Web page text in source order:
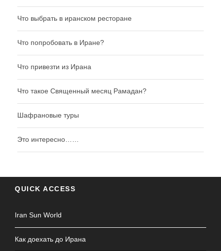
Что выбрать в иранском ресторане
Что попробовать в Иране?
Что привезти из Ирана
Что такое Священный месяц Рамадан?
Шафрановые туры
Это интересно……
QUICK ACCESS
Iran Sun World
Как доехать до Ирана